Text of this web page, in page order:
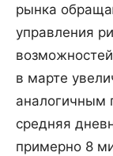
рынка
управления
в марте
аналогичным
средняя
примерно 8